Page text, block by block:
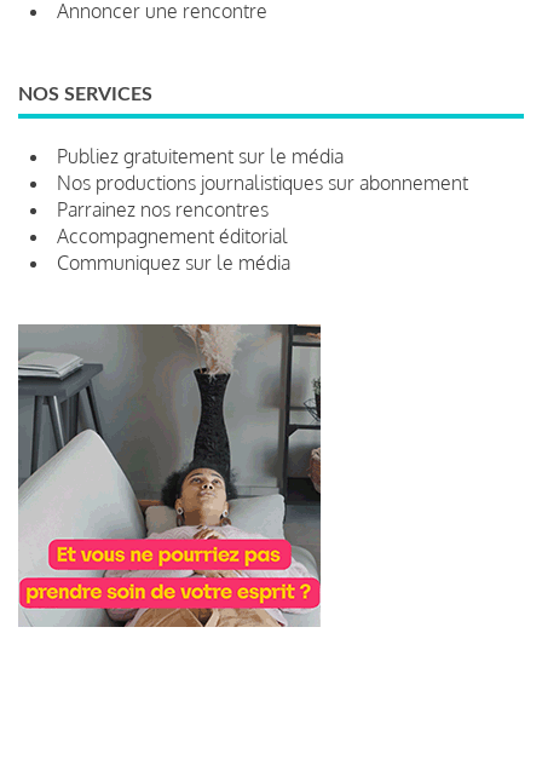
Annoncer une rencontre
NOS SERVICES
Publiez gratuitement sur le média
Nos productions journalistiques sur abonnement
Parrainez nos rencontres
Accompagnement éditorial
Communiquez sur le média